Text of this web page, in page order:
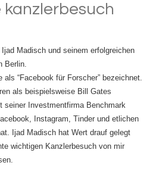
Madisch und seinem erfolgreichen
Berlin.
als “Facebook für Forscher” bezeichnet.
als beispielsweise Bill Gates
seiner Investmentfirma Benchmark
Instagram, Tinder und etlichen
Ijad Madisch hat Wert drauf gelegt
wichtigen Kanzlerbesuch von mir